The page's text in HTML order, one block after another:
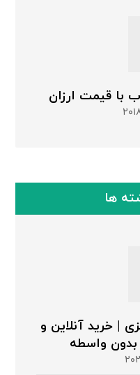
با قیمت ارزان
ها
| خرید آنلاین و
بدون واسطه